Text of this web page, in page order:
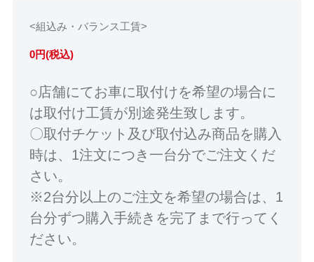
<組込み・バランス工賃>
0円(税込)
○店舗にてお車に取付けを希望の場合に
は取付け工賃が別途発生致します。
〇取付チケット及び取付込み商品を購入
時は、1注文につき一台分でご注文くだ
さい。
※2台分以上のご注文を希望の場合は、1
台分ずつ購入手続きを完了まで行ってく
ださい。